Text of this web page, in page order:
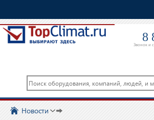
8
Звонок и
Новости